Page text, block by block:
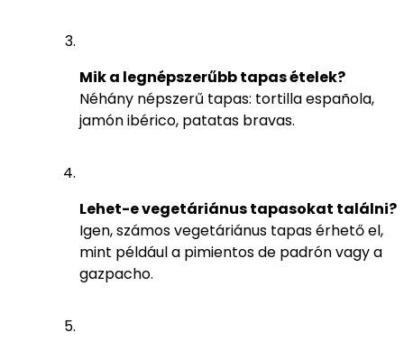
Mik a legnépszerűbb tapas ételek?
Néhány népszerű tapas: tortilla española,
jamón ibérico, patatas bravas.
Lehet-e vegetáriánus tapasokat találni?
Igen, számos vegetáriánus tapas érhető el,
mint például a pimientos de padrón vagy a
gazpacho.